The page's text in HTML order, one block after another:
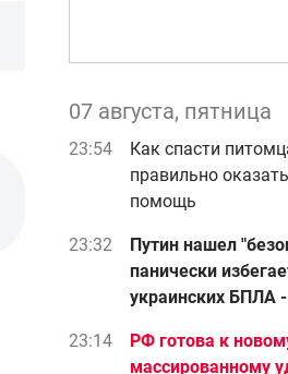
07 августа, пятница
23:54
Как спасти
правильно
помощь
23:32
Путин нашел
панически
украинских БПЛА
23:14
РФ готова к
массированному